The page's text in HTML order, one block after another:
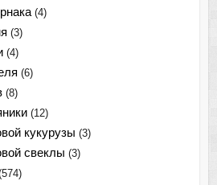
(4)
(3)
(4)
(6)
(8)
(12)
кукурузы (3)
свеклы (3)